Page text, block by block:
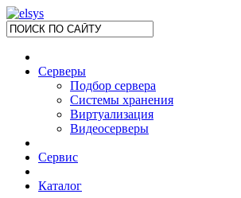
Серверы
Подбор сервера
Системы хранения
Виртуализация
Видеосерверы
Сервис
Каталог